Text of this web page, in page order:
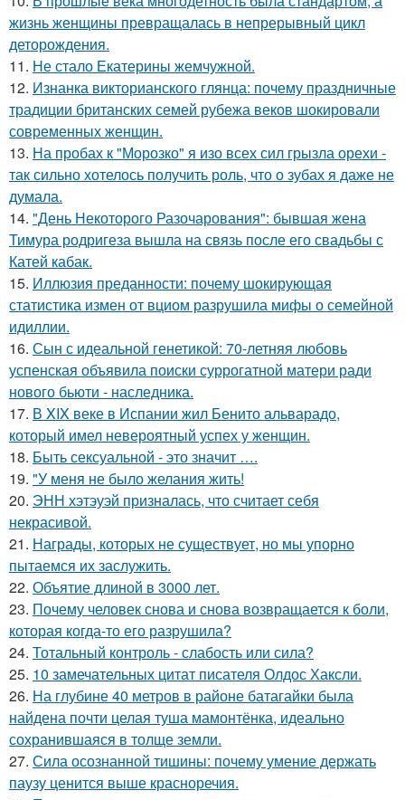
жизнь женщины превращалась в непрерывный цикл
деторождения.
11. Не стало Екатерины жемчужной.
12. Изнанка викторианского глянца: почему праздничные
традиции британских семей рубежа веков шокировали
современных женщин.
13. На пробах к "Морозко" я изо всех сил грызла орехи -
так сильно хотелось получить роль, что о зубах я даже не
думала.
14. "День Некоторого Разочарования": бывшая жена
Тимура родригеза вышла на связь после его свадьбы с
Катей кабак.
15. Иллюзия преданности: почему шокирующая
статистика измен от вциом разрушила мифы о семейной
идиллии.
16. Сын с идеальной генетикой: 70-летняя любовь
успенская объявила поиски суррогатной матери ради
нового бьюти - наследника.
17. В XIX веке в Испании жил Бенито альварадо,
который имел невероятный успех у женщин.
18. Быть сексуальной - это значит ….
19. "У меня не было желания жить!
20. ЭНН хэтэуэй призналась, что считает себя
некрасивой.
21. Награды, которых не существует, но мы упорно
пытаемся их заслужить.
22. Объятие длиной в 3000 лет.
23. Почему человек снова и снова возвращается к боли,
которая когда-то его разрушила?
24. Тотальный контроль - слабость или сила?
25. 10 замечательных цитат писателя Олдос Хаксли.
26. На глубине 40 метров в районе батагайки была
найдена почти целая туша мамонтёнка, идеально
сохранившаяся в толще земли.
27. Сила осознанной тишины: почему умение держать
паузу ценится выше красноречия.